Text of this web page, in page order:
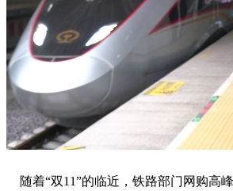
随着“双11”的临近，铁路部门网购高